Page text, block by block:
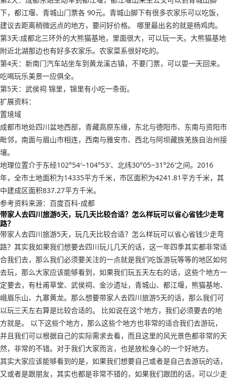
下，都江堰、青城山门票各 90元。青城山脚下有很多农家乐可以吃饭，
建议去距离稍微远点的地方，要问好价格。 哪里最出名的就是杨鸡肉。
第3天:成都北三环外的大熊猫基地，里面很大，可以玩一天。大熊猫基地
附近北湖那边也有好多农家乐。农家菜系很好吃的。
第4天：新南门汽车站坐车到黄龙溪古镇，不要门票，可以耍一天回来。
吃喝玩乐美景一应俱全。
第5天：武侯祠 锦里，锦里有小吃一条街。
扩展资料：
置境域
成都市地处四川盆地西部，青藏高原东缘，东北与德阳市、东南与资阳市
毗邻，南面与眉山市相连，西南与雅安市、西北与阿坝藏族羌族自治州接
壤。
地理位置介于东经102°54′~104°53′、北纬30°05~31°26′之间。2016
年，全市土地面积为14335平方千米，市区面积为4241.81平方千米，其
中建成区面积837.27平方千米。
参考资料来源：百度百科-成都
带家人去四川旅游5天，玩几天比较合适？怎么样玩可以省心省钱少走弯
路？
带家人去四川旅游5天，玩几天比较合适？怎么样玩可以省心省钱少走弯
路？其实我如果我们想要去四川玩儿几天的话，这一年四季其实都非常适
合我们去，那么我们必须要关注的一点就是我们吃饭游玩等等的地区如何
去玩，那么大家应该能够看到，如果我们玩五天左右的话，这些个地方一
定要去，有杜甫草堂、武侯祠、金沙遗址，青城山、都江堰，熊猫基地、
峨眉乐山、九寨黄龙。那么想要带家人去四川旅游5天的话，那么我们可
以玩三天左右算是比较合适的。 比如说在这个地方，我们必须要去的地
方就是。 以下这些个地方，那么这些个地方也非常的适合我们去游玩，
并且我们可以根据自己的实际需求去看，而且这里的风光景色都非常的天
然，非常的不错。对于我们大家而言，也是放松身心的一个好地方。
其实大家应该能够看到的是，如果我们想要自己或者是自己去游玩的话，
又或者是跟朋友，其实也都是非常不错的，如果我们跟团的话，可以少走